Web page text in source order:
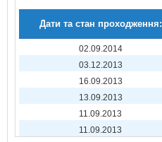
Дати та стан проходження:
02.09.2014
03.12.2013
16.09.2013
13.09.2013
11.09.2013
11.09.2013